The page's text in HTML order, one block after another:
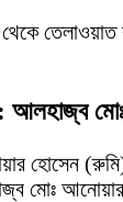
তেলাওয়াত
আলহাজ্ব
হোসেন
মোঃ